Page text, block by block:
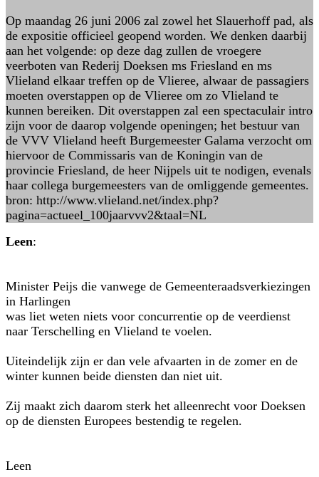
Op maandag 26 juni 2006 zal zowel het Slauerhoff pad, als
de expositie officieel geopend worden. We denken daarbij
aan het volgende: op deze dag zullen de vroegere
veerboten van Rederij Doeksen ms Friesland en ms
Vlieland elkaar treffen op de Vlieree, alwaar de passagiers
moeten overstappen op de Vlieree om zo Vlieland te
kunnen bereiken. Dit overstappen zal een spectaculair intro
zijn voor de daarop volgende openingen; het bestuur van
de VVV Vlieland heeft Burgemeester Galama verzocht om
hiervoor de Commissaris van de Koningin van de
provincie Friesland, de heer Nijpels uit te nodigen, evenals
haar collega burgemeesters van de omliggende gemeentes.
bron: http://www.vlieland.net/index.php?
pagina=actueel_100jaarvvv2&taal=NL
Leen:
Minister Peijs die vanwege de Gemeenteraadsverkiezingen
in Harlingen
was liet weten niets voor concurrentie op de veerdienst
naar Terschelling en Vlieland te voelen.
Uiteindelijk zijn er dan vele afvaarten in de zomer en de
winter kunnen beide diensten dan niet uit.
Zij maakt zich daarom sterk het alleenrecht voor Doeksen
op de diensten Europees bestendig te regelen.
Leen